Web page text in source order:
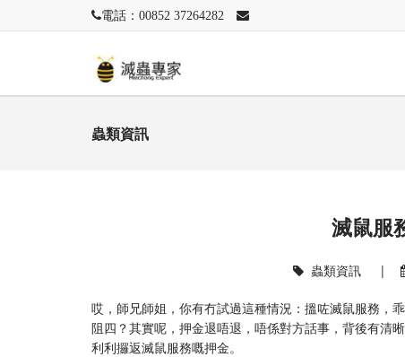
電話：00852 37264282
蟲類資訊
滅鼠服
蟲類資訊 |
哎，師兄師姐，你有冇試過這種情況：搵咗滅鼠服務，
阻四？其實呢，押金退唔退，唔係對方話事，背後有清
利利攞返滅鼠服務嘅押金。